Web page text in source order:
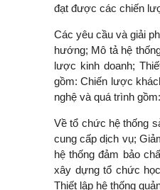
đạt được các chiến
Các yêu cầu và giải
hướng; Mô tả hệ
lược kinh doanh;
gồm: Chiến lược
nghệ và quá trình
Về tổ chức hệ thống
cung cấp dịch vụ;
hệ thống đảm bảo
xây dựng tổ chức
Thiết lập hệ thống